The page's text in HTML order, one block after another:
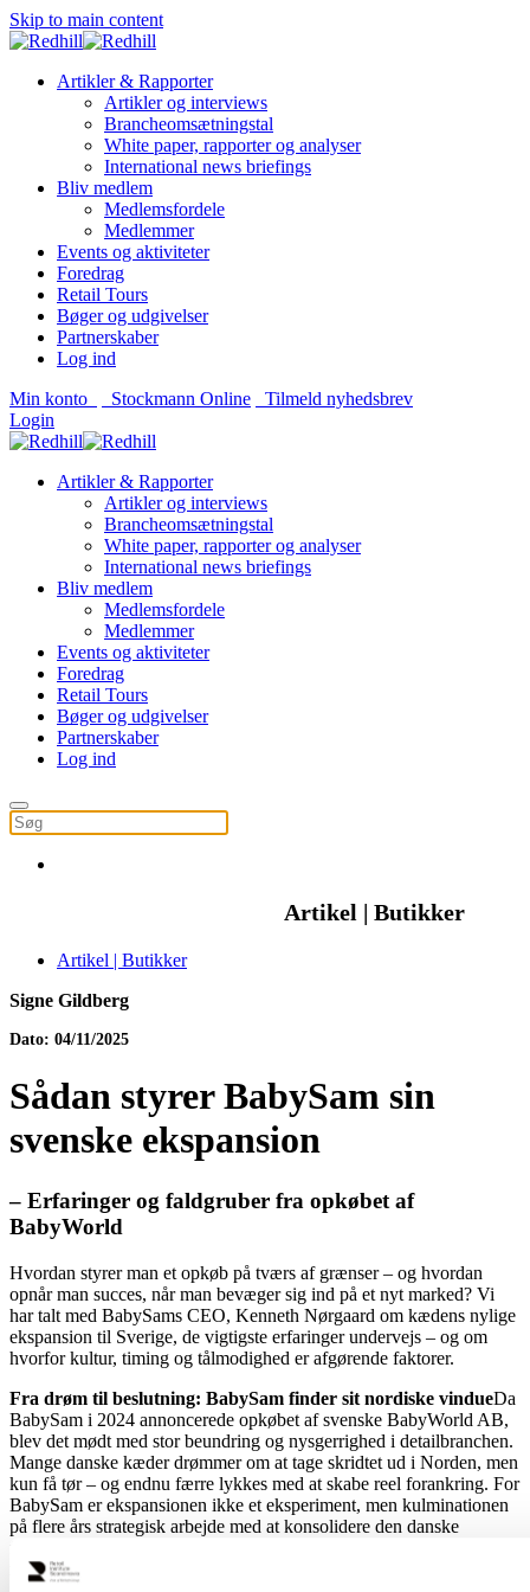
Skip to main content
Artikler & Rapporter
Artikler og interviews
Brancheomsætningstal
White paper, rapporter og analyser
International news briefings
Bliv medlem
Medlemsfordele
Medlemmer
Events og aktiviteter
Foredrag
Retail Tours
Bøger og udgivelser
Partnerskaber
Log ind
Min konto
Stockmann Online
Tilmeld nyhedsbrev
Login
Artikler & Rapporter
Artikler og interviews
Brancheomsætningstal
White paper, rapporter og analyser
International news briefings
Bliv medlem
Medlemsfordele
Medlemmer
Events og aktiviteter
Foredrag
Retail Tours
Bøger og udgivelser
Partnerskaber
Log ind
Artikel | Butikker
Artikel | Butikker
Signe Gildberg
Dato: 04/11/2025
Sådan styrer BabySam sin
svenske ekspansion
– Erfaringer og faldgruber fra opkøbet af
BabyWorld
Hvordan styrer man et opkøb på tværs af grænser – og hvordan
opnår man succes, når man bevæger sig ind på et nyt marked? Vi
har talt med BabySams CEO, Kenneth Nørgaard om kædens nylige
ekspansion til Sverige, de vigtigste erfaringer undervejs – og om
hvorfor kultur, timing og tålmodighed er afgørende faktorer.
Fra drøm til beslutning: BabySam finder sit nordiske vindueDa
BabySam i 2024 annoncerede opkøbet af svenske BabyWorld AB,
blev det mødt med stor beundring og nysgerrighed i detailbranchen.
Mange danske kæder drømmer om at tage skridtet ud i Norden, men
kun få tør – og endnu færre lykkes med at skabe reel forankring. For
BabySam er ekspansionen ikke et eksperiment, men kulminationen
på flere års strategisk arbejde med at konsolidere den danske
model.